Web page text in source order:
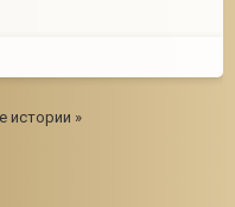
истории »